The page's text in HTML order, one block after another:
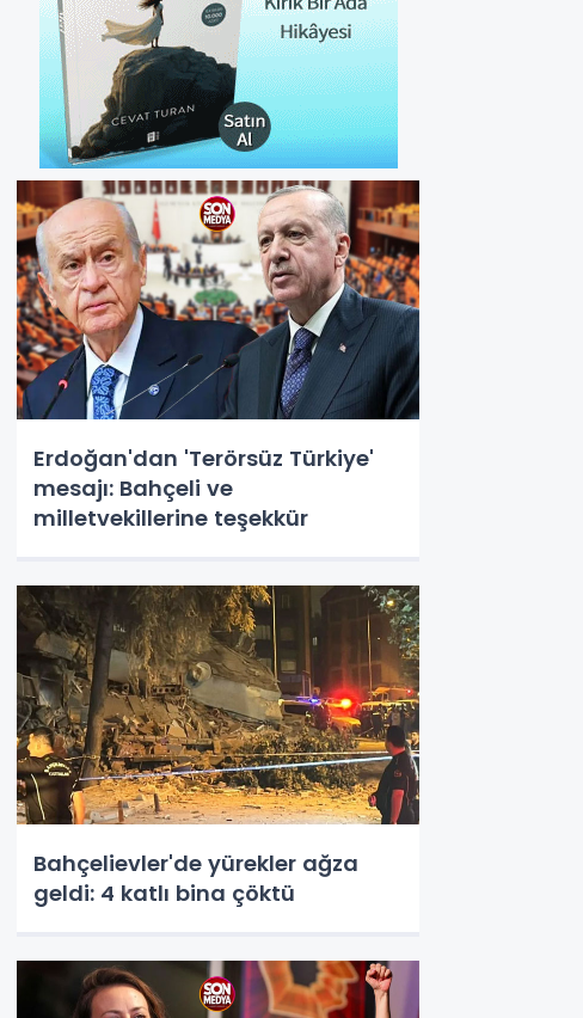
Erdoğan'dan 'Terörsüz Türkiye'
mesajı: Bahçeli ve
milletvekillerine teşekkür
Bahçelievler'de yürekler ağza
geldi: 4 katlı bina çöktü